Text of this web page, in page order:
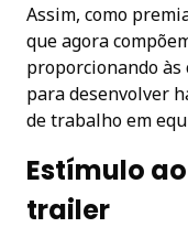
Assim, como
que agora
proporcionando
para desenvolver
de trabalho em
Estímulo
trailer